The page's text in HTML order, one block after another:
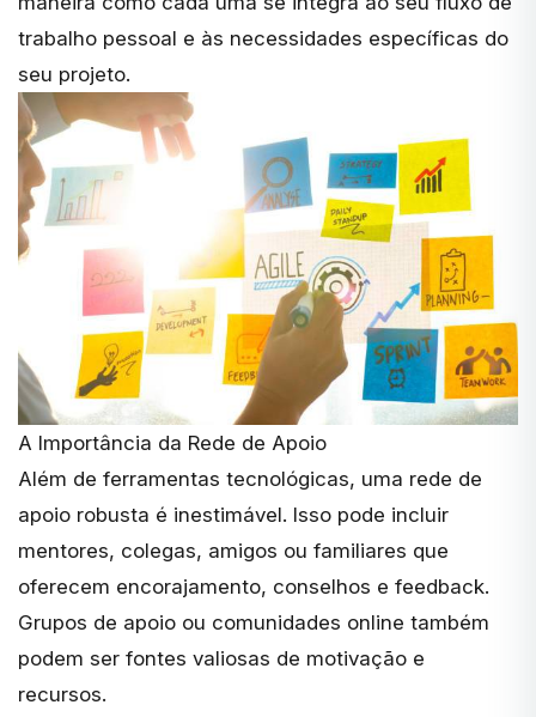
trabalho pessoal e às necessidades específicas do
seu projeto.
A Importância da Rede de Apoio
Além de ferramentas tecnológicas, uma rede de
apoio robusta é inestimável. Isso pode incluir
mentores, colegas, amigos ou familiares que
oferecem encorajamento, conselhos e feedback.
Grupos de apoio ou comunidades online também
podem ser fontes valiosas de motivação e
recursos.